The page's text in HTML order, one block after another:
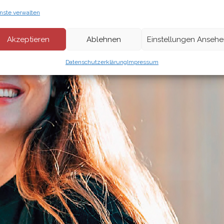
verwalten
Akzeptieren Ablehnen Einstellungen
DatenschutzerklärungImpressum